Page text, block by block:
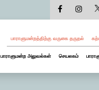
பாராளுமன்றத்திற்கு வருகை தருதல்
பாராளுமன்ற அலுவல்கள் செயலகம்